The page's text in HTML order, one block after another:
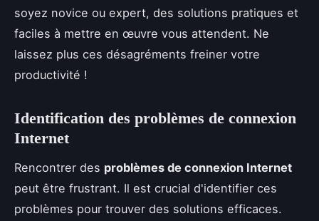
soyez novice ou expert, des solutions pratiques et
faciles à mettre en œuvre vous attendent. Ne
laissez plus ces désagréments freiner votre
productivité !
Identification des problèmes de connexion
Internet
Rencontrer des problèmes de connexion Internet
peut être frustrant. Il est crucial d'identifier ces
problèmes pour trouver des solutions efficaces.